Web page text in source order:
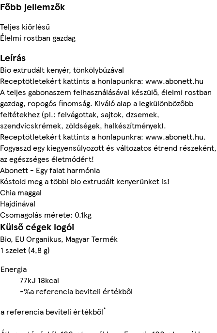
Főbb jellemzők
Teljes kiőrlésű
Élelmi rostban gazdag
Leírás
Bio extrudált kenyér, tönkölybúzával
Receptötletekért kattints a honlapunkra: www.abonett.hu
A teljes gabonaszem felhasználásával készülő, élelmi rostban
gazdag, ropogós finomság. Kiváló alap a legkülönbözőbb
feltétekhez (pl.: felvágottak, sajtok, dzsemek,
szendvicskrémek, zöldségek, halkészítmények).
Receptötletekért kattints a honlapunkra: www.abonett.hu.
Fogyaszd egy kiegyensúlyozott és változatos étrend részeként,
az egészséges életmódért!
Abonett - Egy falat harmónia
Kóstold meg a többi bio extrudált kenyerünket is!
Chia maggal
Hajdinával
Csomagolás mérete: 0.1kg
Külső cégek logói
Bio, EU Organikus, Magyar Termék
1 szelet (4,8 g)
Energia
77kJ 18kcal
-%a referencia beviteli értékből
a referencia beviteli értékből*